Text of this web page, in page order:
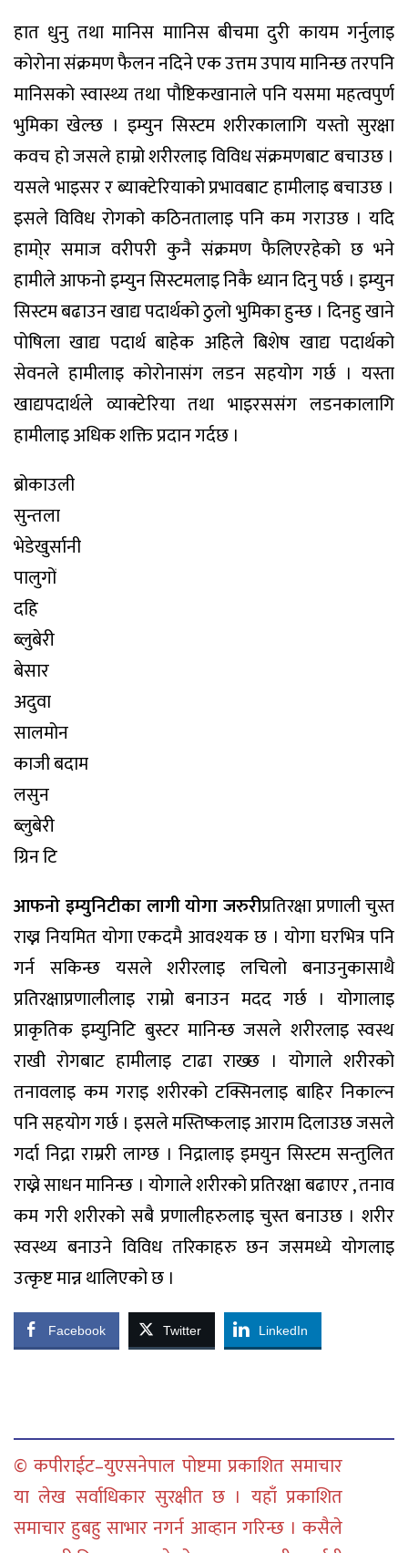
हात धुनु तथा मानिस माानिस बीचमा दुरी कायम गर्नुलाइ
कोरोना संक्रमण फैलन नदिने एक उत्तम उपाय मानिन्छ तरपनि
मानिसको स्वास्थ्य तथा पौष्टिकखानाले पनि यसमा महत्वपुर्ण
भुमिका खेल्छ । इम्युन सिस्टम शरीरकालागि यस्तो सुरक्षा
कवच हो जसले हाम्रो शरीरलाइ विविध संक्रमणबाट बचाउछ ।
यसले भाइसर र ब्याक्टेरियाको प्रभावबाट हामीलाइ बचाउछ ।
इसले विविध रोगको कठिनतालाइ पनि कम गराउछ । यदि
हामो्र समाज वरीपरी कुनै संक्रमण फैलिएरहेको छ भने
हामीले आफनो इम्युन सिस्टमलाइ निकै ध्यान दिनु पर्छ । इम्युन
सिस्टम बढाउन खाद्य पदार्थको ठुलो भुमिका हुन्छ । दिनहु खाने
पोषिला खाद्य पदार्थ बाहेक अहिले बिशेष खाद्य पदार्थको
सेवनले हामीलाइ कोरोनासंग लडन सहयोग गर्छ । यस्ता
खाद्यपदार्थले व्याक्टेरिया तथा भाइरससंग लडनकालागि
हामीलाइ अधिक शक्ति प्रदान गर्दछ ।
ब्रोकाउली
सुन्तला
भेडेखुर्सानी
पालुगों
दहि
ब्लुबेरी
बेसार
अदुवा
सालमोन
काजी बदाम
लसुन
ब्लुबेरी
ग्रिन टि
आफनो इम्युनिटीका लागी याेगा जरुरीप्रतिरक्षा प्रणाली चुस्त
राख्न नियमित योगा एकदमै आवश्यक छ । योगा घरभित्र पनि
गर्न सकिन्छ यसले शरीरलाइ लचिलो बनाउनुकासाथै
प्रतिरक्षाप्रणालीलाइ राम्रो बनाउन मदद गर्छ । योगालाइ
प्राकृतिक इम्युनिटि बुस्टर मानिन्छ जसले शरीरलाइ स्वस्थ
राखी रोगबाट हामीलाइ टाढा राख्छ । योगाले शरीरको
तनावलाइ कम गराइ शरीरको टक्सिनलाइ बाहिर निकाल्न
पनि सहयोग गर्छ । इसले मस्तिष्कलाइ आराम दिलाउछ जसले
गर्दा निद्रा राम्ररी लाग्छ । निद्रालाइ इमयुन सिस्टम सन्तुलित
राख्ने साधन मानिन्छ । योगाले शरीरको प्रतिरक्षा बढाएर , तनाव
कम गरी शरीरको सबै प्रणालीहरुलाइ चुस्त बनाउछ । शरीर
स्वस्थ्य बनाउने विविध तरिकाहरु छन जसमध्ये योगलाइ
उत्कृष्ट मान्न थालिएको छ ।
Facebook Twitter LinkedIn
© कपीराईट–युएसनेपाल पोष्टमा प्रकाशित समाचार
या लेख सर्वाधिकार सुरक्षीत छ । यहाँ प्रकाशित
समाचार हुबहु साभार नगर्न आव्हान गरिन्छ । कसैले